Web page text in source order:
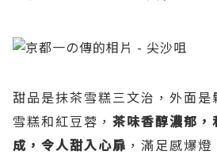
甜品是抹茶雪糕三文治，外面
雪糕和紅豆蓉， 茶味香醇濃郁
成，令人甜入心扉 ，滿足感爆燈